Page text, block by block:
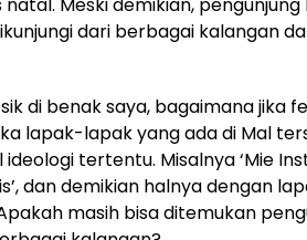
natal. Meski demikian,
dari berbagai kalangan
di benak saya, bagaimana jika
lapak-lapak yang ada di Mal
tertentu. Misalnya ‘Mie
dan demikian halnya dengan
masih bisa ditemukan